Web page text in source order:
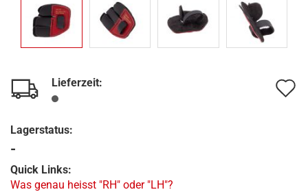
Lieferzeit:
Lagerstatus:
-
Quick Links:
Was genau heisst "RH" oder "LH"?